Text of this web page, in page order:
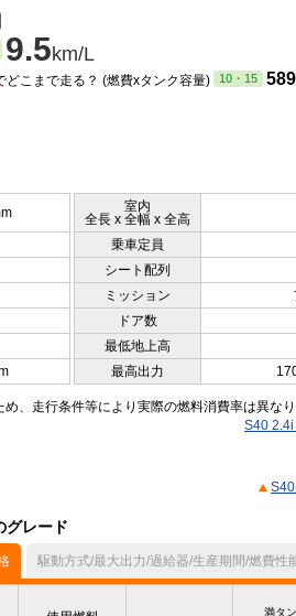
9.5km/L
どこまで走る？ (燃費xタンク容量) 10・15 589
室内
全長 x 全幅 x 全高
乗車定員
シート配列
ミッション
ドア数
最低地上高
最高出力
、走行条件等により実際の燃料消費率は異なり
S40 2.4i
グレード
駆動方式/最大出力/過給器/生産期間/燃費性
満タ